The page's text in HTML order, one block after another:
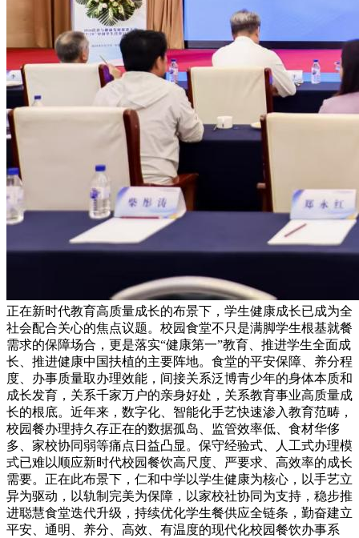
正在新时代教育高质量成长的布景下，学生健康成长已成为全
社会配合关心的焦点议题。校园食堂不只是满脚学生根基就餐
需求的保障场合，更是落实“健康第一”教育、推进学生全面成
长、推进健康中国扶植的主要阵地。食堂的平安保障、养分程
度、办事质量取办理效能，间接关系泛博青少年的身体本质和
成长发育，关系千家万户的亲身好处，关系教育事业高质量成
长的根底。近年来，数字化、智能化手艺快速渗入教育范畴，
校园餐办理持久存正在的数据孤岛、监管效率低、食材华侈
多、家校协同弱等痛点日益凸显。保守经验式、人工式办理模
式已难以顺应新时代校园餐饮高尺度、严要求、高效率的成长
需要。正在此布景下，仁和中学以学生健康为核心，以手艺立
异为驱动，以轨制完美为保障，以家校社协同为支持，稳步推
进聪慧食堂迭代升级，持续优化学生餐供应全链条，勤奋建立
平安、通明、养分、高效、有温度的现代化校园餐饮办事系